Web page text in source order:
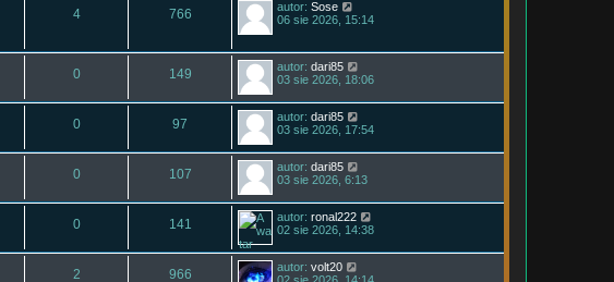
4 766 autor: Sose
06 sie 2026, 15:14
0 149 autor: dari85
03 sie 2026, 18:06
0 97 autor: dari85
03 sie 2026, 17:54
0 107 autor: dari85
03 sie 2026, 6:13
0 141 autor: ronal222
02 sie 2026, 14:38
2 966 autor: volt20